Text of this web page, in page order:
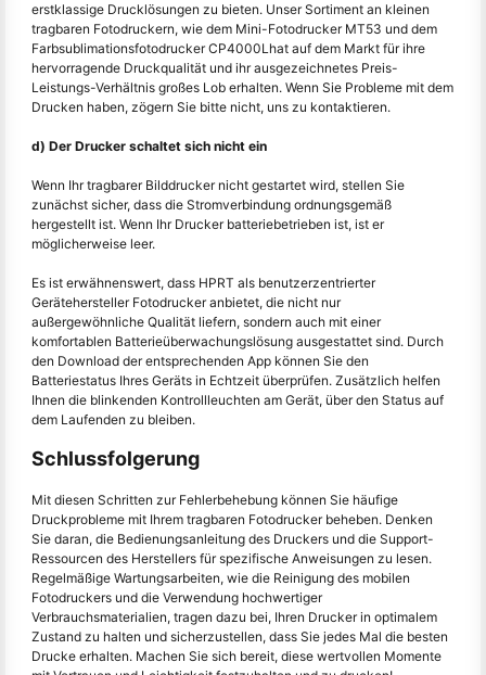
erstklassige Drucklösungen zu bieten. Unser Sortiment an kleinen
tragbaren Fotodruckern, wie dem Mini-Fotodrucker MT53 und dem
Farbsublimationsfotodrucker CP4000Lhat auf dem Markt für ihre
hervorragende Druckqualität und ihr ausgezeichnetes Preis-
Leistungs-Verhältnis großes Lob erhalten. Wenn Sie Probleme mit dem
Drucken haben, zögern Sie bitte nicht, uns zu kontaktieren.
d) Der Drucker schaltet sich nicht ein
Wenn Ihr tragbarer Bilddrucker nicht gestartet wird, stellen Sie
zunächst sicher, dass die Stromverbindung ordnungsgemäß
hergestellt ist. Wenn Ihr Drucker batteriebetrieben ist, ist er
möglicherweise leer.
Es ist erwähnenswert, dass HPRT als benutzerzentrierter
Gerätehersteller Fotodrucker anbietet, die nicht nur
außergewöhnliche Qualität liefern, sondern auch mit einer
komfortablen Batterieüberwachungslösung ausgestattet sind. Durch
den Download der entsprechenden App können Sie den
Batteriestatus Ihres Geräts in Echtzeit überprüfen. Zusätzlich helfen
Ihnen die blinkenden Kontrollleuchten am Gerät, über den Status auf
dem Laufenden zu bleiben.
Schlussfolgerung
Mit diesen Schritten zur Fehlerbehebung können Sie häufige
Druckprobleme mit Ihrem tragbaren Fotodrucker beheben. Denken
Sie daran, die Bedienungsanleitung des Druckers und die Support-
Ressourcen des Herstellers für spezifische Anweisungen zu lesen.
Regelmäßige Wartungsarbeiten, wie die Reinigung des mobilen
Fotodruckers und die Verwendung hochwertiger
Verbrauchsmaterialien, tragen dazu bei, Ihren Drucker in optimalem
Zustand zu halten und sicherzustellen, dass Sie jedes Mal die besten
Drucke erhalten. Machen Sie sich bereit, diese wertvollen Momente